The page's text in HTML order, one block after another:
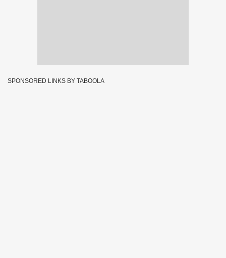
SPONSORED LINKS BY TABOOLA